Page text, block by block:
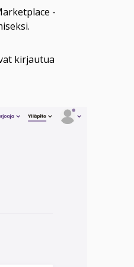
-
kirjautua